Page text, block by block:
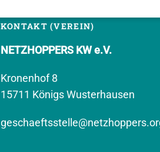
KONTAKT (VEREIN)
NETZHOPPERS KW e.V.
Kronenhof 8
15711 Königs Wusterhausen